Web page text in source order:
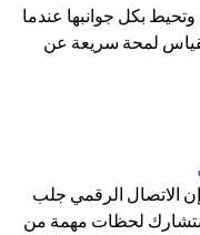
بكل جوانبها عندما
لمحة سريعة عن
إن الاتصال الرقمي جلب
نتشارك لحظات مهمة من